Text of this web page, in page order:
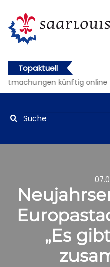
Topaktuell
künftig online
„Es